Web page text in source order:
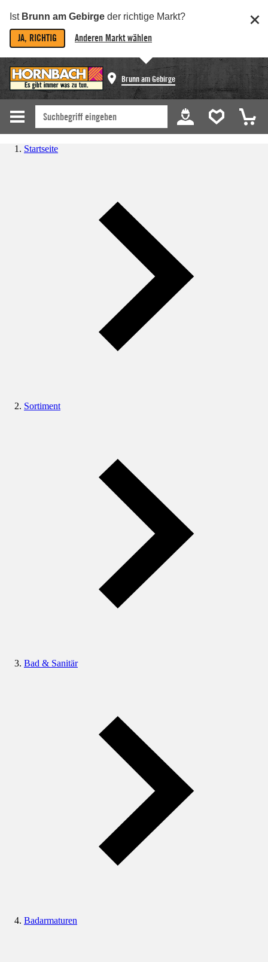
Ist Brunn am Gebirge der richtige Markt?
JA, RICHTIG Anderen Markt wählen
Brunn am Gebirge
Startseite
Sortiment
Bad & Sanitär
Badarmaturen